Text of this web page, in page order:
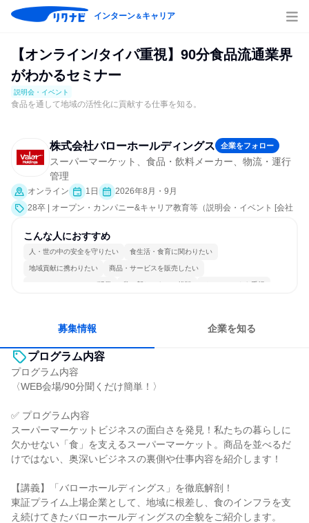
インターン＆キャリア
【オンライン/タイパ重視】90分食品流通業界
がわかるセミナー
説明会・イベント
食品を通して地域の活性化に貢献する仕事を知る。
株式会社バローホールディングス 企業をフォロー
スーパーマーケット、食品・飲料メーカー、物流・運行
管理
オンライン 1日
2026年8月・9月
28卒 | オープン・カンパニー&キャリア教育等（説明会・イベント [会社
こんな人におすすめ
人・世の中の安全を守りたい 食生活・食育に関わりたい
地域貢献に携わりたい 商品・サービスを販売したい
コミュニケーションが活発 常に新しいものに挑戦 チームワークを重視
募集情報 企業を知る
プログラム内容
プログラム内容
〈WEB会場/90分聞くだけ簡単！〉
✅ プログラム内容
スーパーマーケットビジネスの面白さを発見！私たちの暮らしに
欠かせない「食」を支えるスーパーマーケット。商品を並べるだ
けではない、奥深いビジネスの裏側や仕事内容を紹介します！
【講義】「バローホールディングス」を徹底解剖！
東証プライム上場企業として、地域に根差し、食のインフラを支
え続けてきたバローホールディングスの全貌をご紹介します。